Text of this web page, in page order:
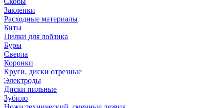
Заклепки
Расходные материалы
Биты
Пилки для лобзика
Буры
Сверла
Коронки
Круги, диски отрезные
Электроды
Диски пильные
Зубило